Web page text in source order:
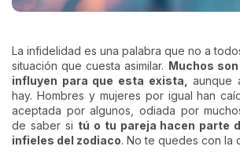
La infidelidad es una palabra que no a
situación que cuesta asimilar. Muchos
influyen para que esta exista,
aunque
hay. Hombres y mujeres por igual han
aceptada por algunos, odiada por
de saber si tú o tu pareja hacen parte
infieles del zodiaco. No te quedes con la